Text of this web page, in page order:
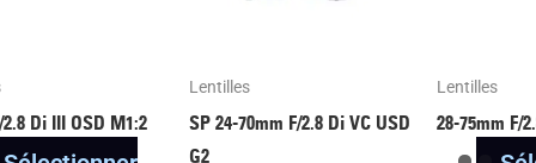
Di IIIOSD M1:2
être
choisies
Lentilles
SP 24-70mm F/2.8 Di VC USD
G2
être
Lentilles
28-75mm F/